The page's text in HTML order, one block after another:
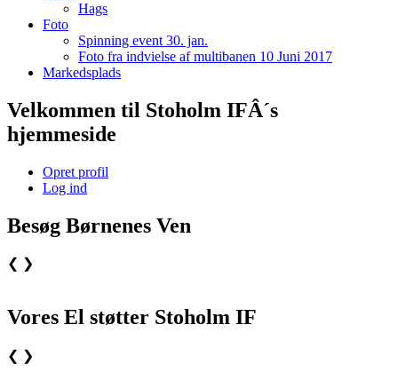
Hags
Foto
Spinning event 30. jan.
Foto fra indvielse af multibanen 10 Juni 2017
Markedsplads
Velkommen til Stoholm IFÂ´s
hjemmeside
Opret profil
Log ind
Besøg Børnenes Ven
❮ ❯
Vores El støtter Stoholm IF
❮ ❯